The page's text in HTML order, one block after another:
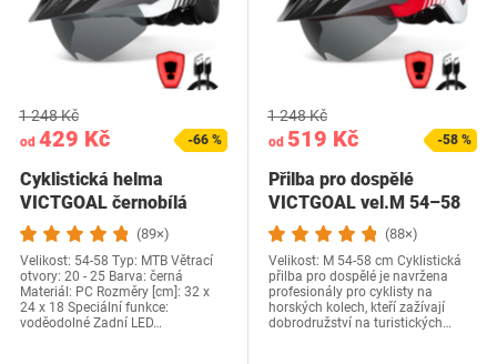
od 429 Kč
1 248 Kč
-66 %
Cyklistická helma
VICTGOAL černobílá
(89×)
Velikost: 54-58 Typ: MTB Větrací
otvory: 20 - 25 Barva: černá
Materiál: PC Rozměry [cm]: 32 x
24 x 18 Speciální funkce:
voděodolné Zadní LED…
od 519 Kč
1 248 Kč
-58 %
Přilba pro dospělé
VICTGOAL vel.M 54–58
cm
(88×)
Velikost: M 54-58 cm Cyklistická
přilba pro dospělé je navržena
profesionály pro cyklisty na
horských kolech, kteří zažívají
dobrodružství na turistických…